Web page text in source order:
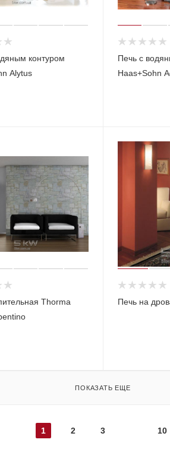
контуром
Alytus
Печь с
Haas+Sohn
Thorma
Печь на
ПОКАЗАТЬ ЕЩЕ
1 2 3 10